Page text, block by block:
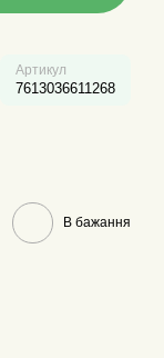
Артикул
7613036611268
В бажання